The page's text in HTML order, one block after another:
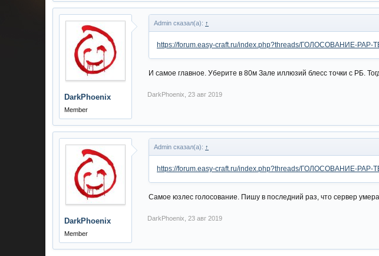
DarkPhoenix
Member
Admin сказал(а): ↑
https://forum.easy-craft.ru/index.php?threads/ГОЛОСОВАНИЕ-РАР-
И самое главное. Уберите в 80м Зале иллюзий блесс точки с РБ.
DarkPhoenix 23 авг 2019
DarkPhoenix
Member
Admin сказал(а): ↑
https://forum.easy-craft.ru/index.php?threads/ГОЛОСОВАНИЕ-РАР-
Самое юзлес голосование. Пишу в последний раз, что сервер
DarkPhoenix 23 авг 2019